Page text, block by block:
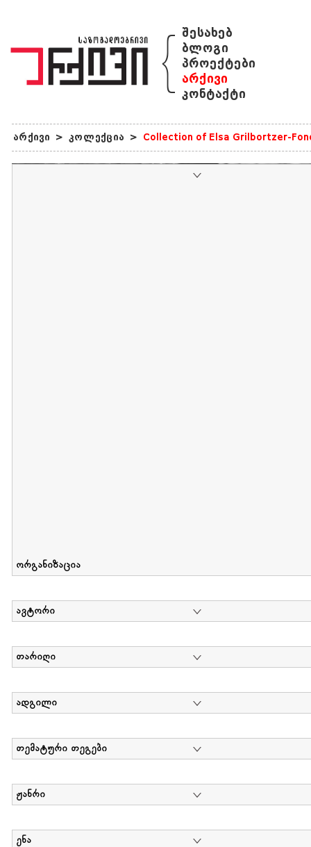
{ შესახებ
ბლოგი
პროექტები
არქივი
კონტაქტი
არქივი > კოლექცია > Collection of Elsa Grilbortzer-
ორგანიზაცია
ავტორი
თარიღი
ადგილი
თემატური თეგები
ჟანრი
ენა